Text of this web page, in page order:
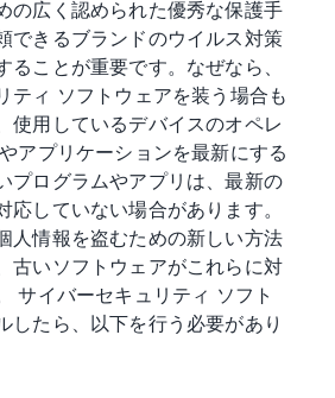
の広く認められた優秀な保護手
できるブランドのウイルス対策
ることが重要です。なぜなら、
ティ ソフトウェアを装う場合も
使用しているデバイスのオペレ
アプリケーションを最新にする
プログラムやアプリは、最新の
していない場合があります。
人情報を盗むための新しい方法
古いソフトウェアがこれらに対
サイバーセキュリティ ソフト
したら、以下を行う必要があり